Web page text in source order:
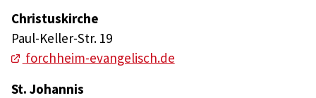
Christuskirche
Paul-Keller-Str. 19
forchheim-evangelisch.de
St. Johannis